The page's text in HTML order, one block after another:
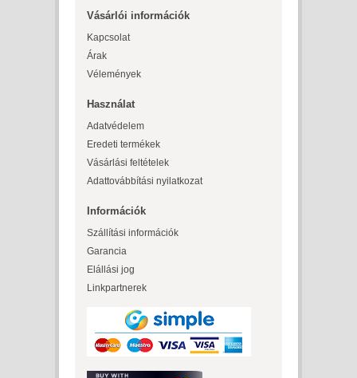
Vásárlói információk
Kapcsolat
Árak
Vélemények
Használat
Adatvédelem
Eredeti termékek
Vásárlási feltételek
Adattovábbítási nyilatkozat
Információk
Szállítási információk
Garancia
Elállási jog
Linkpartnerek